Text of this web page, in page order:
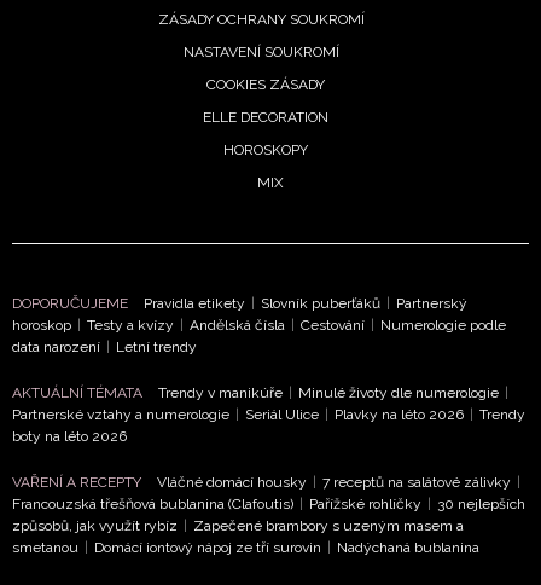
NEWSLETTER
Přihlášením k newsletteru souhlasíte s Obchodními
podmínkami společnosti BurdaMedia Extra s.r.o.
potvrzujete, že jste se seznámili se
Zásadami
ZÁSADY OCHRANY SOUKROMÍ
NASTAVENÍ SOUKROMÍ
COOKIES ZÁSADY
ELLE DECORATION
HOROSKOPY
MIX
DOPORUČUJEME Pravidla etikety | Slovník puberťáků | Partnerský
horoskop | Testy a kvízy | Andělská čísla | Cestování | Numerologie podle
data narození | Letní trendy
AKTUÁLNÍ TÉMATA Trendy v manikúře | Minulé životy dle numerologie |
Partnerské vztahy a numerologie | Seriál Ulice | Plavky na léto 2026 | Trendy
boty na léto 2026
VAŘENÍ A RECEPTY Vláčné domácí housky | 7 receptů na salátové zálivky |
Francouzská třešňová bublanina (Clafoutis) | Pařížské rohlíčky | 30 nejlepších
způsobů, jak využít rybíz | Zapečené brambory s uzeným masem a
smetanou | Domácí iontový nápoj ze tří surovin | Nadýchaná bublanina